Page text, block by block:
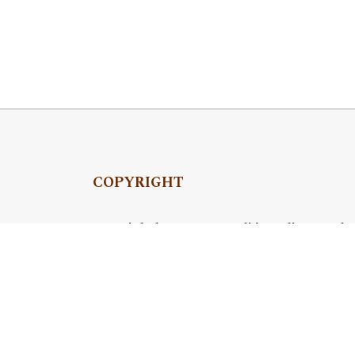
COPYRIGHT
Copyright by Instytut Studiów Politycznych